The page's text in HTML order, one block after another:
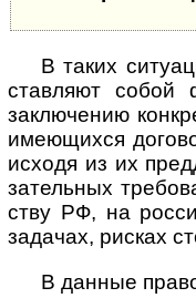
В таких
став­ляют собой
заклю­че­нию
имею­щихся
исходя из их
за­тель­ных
ству РФ, на
зада­чах, рис­ках
В данные